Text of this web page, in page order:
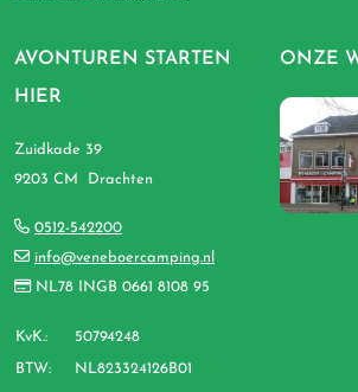
AVONTUREN STARTEN
HIER
Zuidkade 39
9203 CM Drachten
0512-542200
info@veneboercamping.nl
NL78 INGB 0661 8108 95
KvK.: 50794248
BTW: NL823324126B01
ONZE